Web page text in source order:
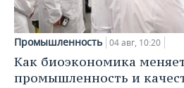
Промышленность 04 авг, 10:20
Как биоэкономика
промышленность и